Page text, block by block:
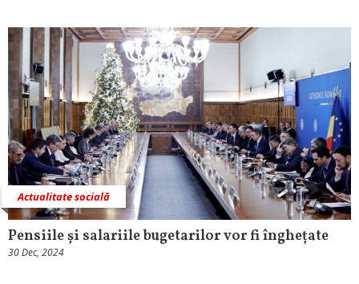
Actualitate socială
Pensiile și salariile bugetarilor vor fi înghețate
30 Dec, 2024